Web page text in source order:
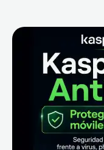
B
Facebook X InstagramYouTube LinkedIn